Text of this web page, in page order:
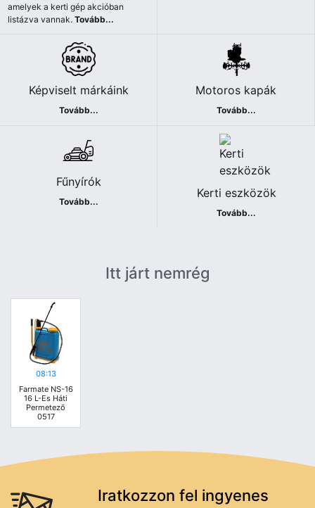
amelyek a kerti gép akcióban
listázva vannak.Tovább...
Képviselt márkáink
Tovább...
Motoros kapák
Tovább...
Fűnyírók
Tovább...
Kerti eszközök
Tovább...
Itt járt nemrég
08:13
Farmate NS-16
16 L-Es Háti
Permetező
0517
Iratkozzon fel ingyenes